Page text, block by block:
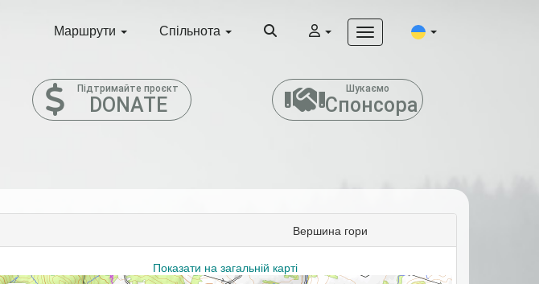
Маршрути Спільнота
Підтримайте проєкт
DONATE
Шукаємо
Спонсора
Вершина гори
Показати на загальній карті